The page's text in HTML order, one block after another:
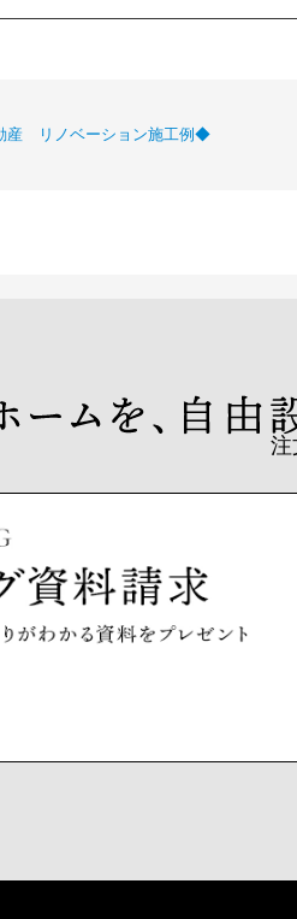
産 リノベーション施工例◆
注